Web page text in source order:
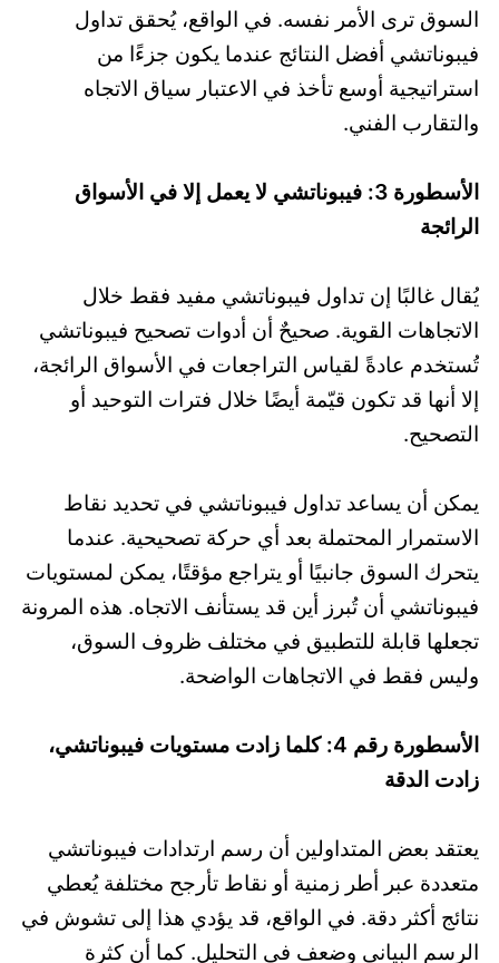
السوق ترى الأمر نفسه. في الواقع، يُحقق تداول
فيبوناتشي أفضل النتائج عندما يكون جزءًا من
استراتيجية أوسع تأخذ في الاعتبار سياق الاتجاه
والتقارب الفني.
الأسطورة 3: فيبوناتشي لا يعمل إلا في الأسواق
الرائجة
يُقال غالبًا إن تداول فيبوناتشي مفيد فقط خلال
الاتجاهات القوية. صحيحٌ أن أدوات تصحيح فيبوناتشي
تُستخدم عادةً لقياس التراجعات في الأسواق الرائجة،
إلا أنها قد تكون قيّمة أيضًا خلال فترات التوحيد أو
التصحيح.
يمكن أن يساعد تداول فيبوناتشي في تحديد نقاط
الاستمرار المحتملة بعد أي حركة تصحيحية. عندما
يتحرك السوق جانبيًا أو يتراجع مؤقتًا، يمكن لمستويات
فيبوناتشي أن تُبرز أين قد يستأنف الاتجاه. هذه المرونة
تجعلها قابلة للتطبيق في مختلف ظروف السوق،
وليس فقط في الاتجاهات الواضحة.
الأسطورة رقم 4: كلما زادت مستويات فيبوناتشي،
زادت الدقة
يعتقد بعض المتداولين أن رسم ارتدادات فيبوناتشي
متعددة عبر أطر زمنية أو نقاط تأرجح مختلفة يُعطي
نتائج أكثر دقة. في الواقع، قد يؤدي هذا إلى تشوش في
الرسم البياني وضعف في التحليل. كما أن كثرة